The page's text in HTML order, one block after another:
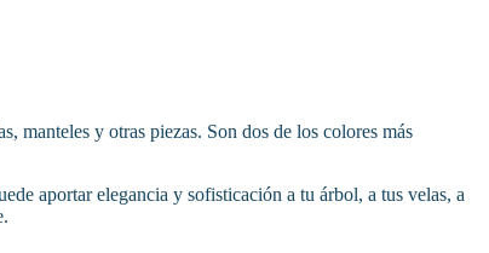
manteles y otras piezas. Son dos de los colores más
aportar elegancia y sofisticación a tu árbol, a tus velas, a